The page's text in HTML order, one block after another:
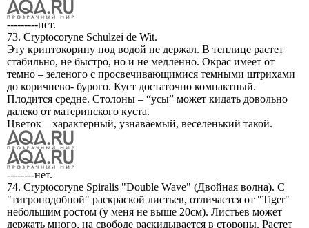
---------нет.
73. Cryptocoryne Schulzei de Wit.
Эту криптокорину под водой не держал. В теплице растет
стабильно, не быстро, но и не медленно. Окрас имеет от
темно – зеленого с просвечивающимися темными штрихами
до коричнево- бурого. Куст достаточно компактный.
Плодится средне. Столоны – “усы” может кидать довольно
далеко от материнского куста.
Цветок – характерный, узнаваемый, веселенький такой.
--------нет.
74. Cryptocoryne Spiralis "Double Wave" (Двойная волна). С
"тигроподобной" раскраской листьев, отличается от "Tiger"
небольшим ростом (у меня не выше 20см). Листьев может
держать много, на свободе раскидывается в стороны. Растет